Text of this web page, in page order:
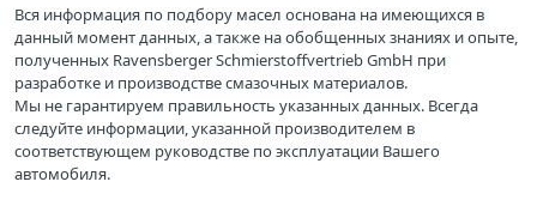
Вся информация по подбору масел основана на имеющихся в
данный момент данных, а также на обобщенных знаниях и опыте,
полученных Ravensberger Schmierstoffvertrieb GmbH при
разработке и производстве смазочных материалов.
Мы не гарантируем правильность указанных данных. Всегда
следуйте информации, указанной производителем в
соответствующем руководстве по эксплуатации Вашего
автомобиля.